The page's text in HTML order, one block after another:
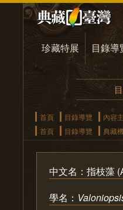
珍藏特展 目錄導
首頁 目錄導覽 內容
首頁
目錄導覽 典藏
中文名：指枝藻
學名：